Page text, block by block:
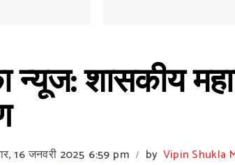
न्यूज: शासकीय
16 जनवरी 2025 6:59 pm / by Vipin Shukla